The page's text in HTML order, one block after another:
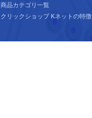
商品カテゴリ一覧
クリックショップ Kネットの特徴